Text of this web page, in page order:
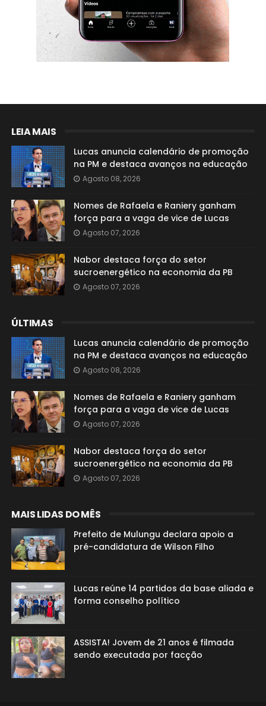
LEIA MAIS
Lucas anuncia calendário de promoção
na PM e destaca avanços na educação
Agosto 08, 2026
Nomes de Rafaela e Raniery ganham
força para a vaga de vice de Lucas
Agosto 07, 2026
Nabor destaca força do setor
sucroenergético na economia da PB
Agosto 07, 2026
ÚLTIMAS
Lucas anuncia calendário de promoção
na PM e destaca avanços na educação
Agosto 08, 2026
Nomes de Rafaela e Raniery ganham
força para a vaga de vice de Lucas
Agosto 07, 2026
Nabor destaca força do setor
sucroenergético na economia da PB
Agosto 07, 2026
MAIS LIDAS DO MÊS
Prefeito de Mulungu declara apoio a
pré-candidatura de Wilson Filho
Lucas reúne 14 partidos da base aliada e
forma conselho político
ASSISTA! Jovem de 21 anos é filmada
sendo executada por facção